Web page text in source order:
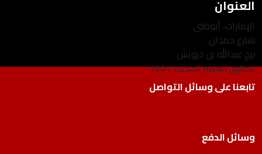
العنوان
الإمارات، أبوظبي
شارع حمدان
برج عبدالله بن درويش
الطابق العاشر المكتب 1001
تابعنا على وسائل التواصل
وسائل الدفع